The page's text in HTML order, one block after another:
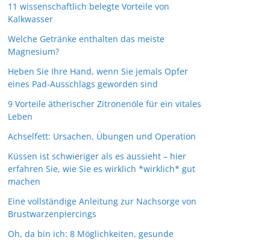
11 wissenschaftlich belegte Vorteile von
Kalkwasser
Welche Getränke enthalten das meiste
Magnesium?
Heben Sie Ihre Hand, wenn Sie jemals Opfer
eines Pad-Ausschlags geworden sind
9 Vorteile ätherischer Zitronenöle für ein vitales
Leben
Achselfett: Ursachen, Übungen und Operation
Küssen ist schwieriger als es aussieht – hier
erfahren Sie, wie Sie es wirklich *wirklich* gut
machen
Eine vollständige Anleitung zur Nachsorge von
Brustwarzenpiercings
Oh, da bin ich: 8 Möglichkeiten, gesunde